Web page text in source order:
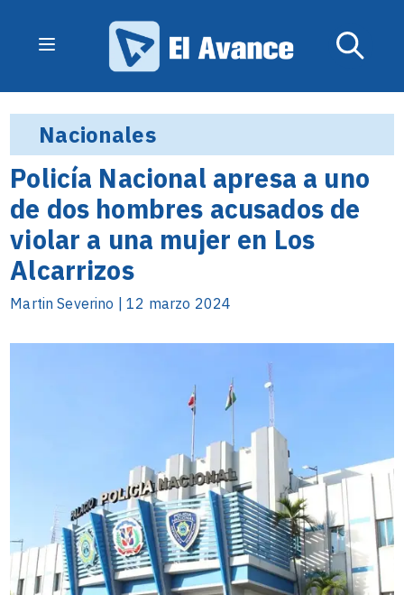
Nacionales
Policía Nacional apresa a uno
de dos hombres acusados de
violar a una mujer en Los
Alcarrizos
Martin Severino | 12 marzo 2024